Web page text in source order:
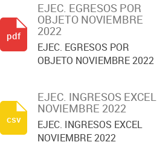
EJEC. EGRESOS POR
OBJETO NOVIEMBRE
2022
EJEC. EGRESOS POR
OBJETO NOVIEMBRE 2022
pdf
EJEC. INGRESOS EXCEL
NOVIEMBRE 2022
EJEC. INGRESOS EXCEL
NOVIEMBRE 2022
csv